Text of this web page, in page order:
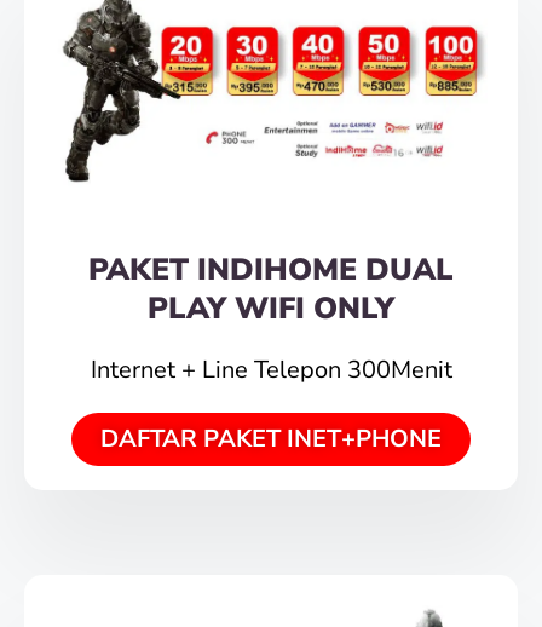
PAKET INDIHOME DUAL
PLAY WIFI ONLY
Internet + Line Telepon 300Menit
DAFTAR PAKET INET+PHONE